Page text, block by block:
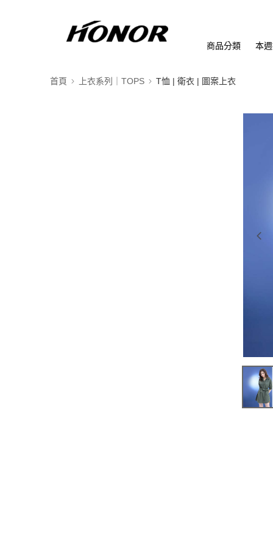
商品分類 本
首頁 上衣系列｜TOPS T恤 | 衛衣 | 圖案上衣